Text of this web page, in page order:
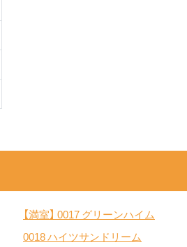
【満室】 0017 グリーンハイム
0018 ハイツサンドリーム